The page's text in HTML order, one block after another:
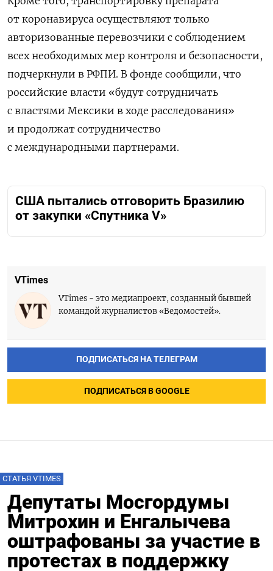
от коронавируса осуществляют только
авторизованные перевозчики с соблюдением
всех необходимых мер контроля и безопасности,
подчеркнули в РФПИ. В фонде сообщили, что
российские власти «будут сотрудничать
с властями Мексики в ходе расследования»
и продолжат сотрудничество
с международными партнерами.
США пытались отговорить Бразилию
от закупки «Спутника V»
VTimes
VTimes - это медиапроект, созданный бывшей
командой журналистов «Ведомостей».
ПОДПИСАТЬСЯ НА ТЕЛЕГРАМ
ПОДПИСАТЬСЯ В GOOGLE
СТАТЬЯ VTIMES
Депутаты Мосгордумы
Митрохин и Енгалычева
оштрафованы за участие в
протестах в поддержку